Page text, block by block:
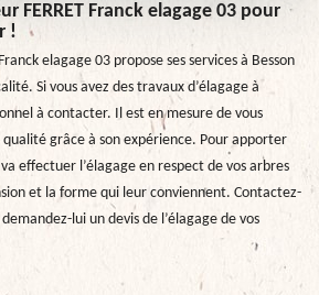
FERRET Franck elagage 03 pour
!
elagage 03 propose ses services à Besson
Si vous avez des travaux d’élagage à
à contacter. Il est en mesure de vous
grâce à son expérience. Pour apporter
effectuer l’élagage en respect de vos arbres
et la forme qui leur conviennent. Contactez-
lui un devis de l’élagage de vos